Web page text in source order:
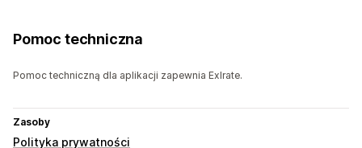
Pomoc techniczna
Pomoc techniczną dla aplikacji zapewnia Exlrate.
Zasoby
Polityka prywatności